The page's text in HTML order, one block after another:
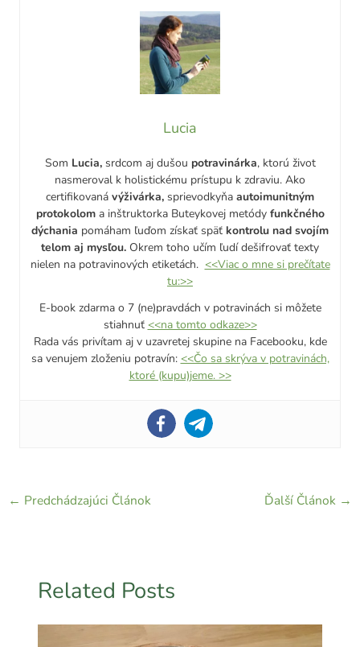
Lucia
Som Lucia, srdcom aj dušou potravinárka, ktorú život
nasmeroval k holistickému prístupu k zdraviu. Ako
certifikovaná výživárka, sprievodkyňa autoimunitným
protokolom a inštruktorka Buteykovej metódyfunkčného
dýchania pomáham ľuďom získať späť kontrolu nad svojím
telom aj mysľou. Okrem toho učím ľudí dešifrovať texty
nielen na potravinových etiketách. <<Viac o mne si prečítate
tu:>>
E-book zdarma o 7 (ne)pravdách v potravinách si môžete
stiahnuť <<na tomto odkaze>>
Rada vás privítam aj v uzavretej skupine na Facebooku, kde
sa venujem zloženiu potravín: <<Čo sa skrýva v potravinách,
ktoré (kupu)jeme. >>
← Predchádzajúci Článok Ďalší Článok →
Related Posts